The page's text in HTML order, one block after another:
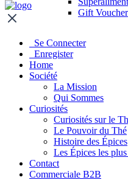
Gift Voucher
Se Connecter
Enregister
Home
Société
La Mission
Qui Sommes
Curiosités
Curiosités sur le
Le Pouvoir du Thé
Histoire des Épices
Les Épices les
Contact
Commerciale B2B